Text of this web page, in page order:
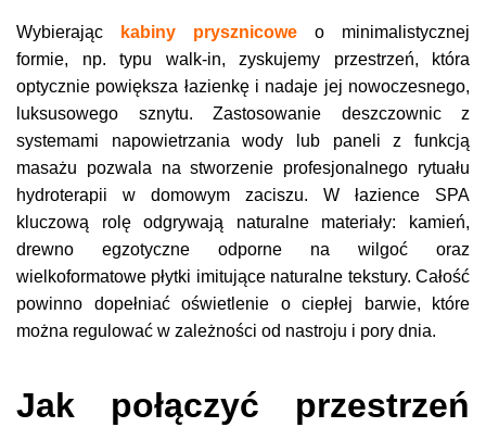
Wybierając kabiny prysznicowe o minimalistycznej
formie, np. typu walk-in, zyskujemy przestrzeń, która
optycznie powiększa łazienkę i nadaje jej nowoczesnego,
luksusowego sznytu. Zastosowanie deszczownic z
systemami napowietrzania wody lub paneli z funkcją
masażu pozwala na stworzenie profesjonalnego rytuału
hydroterapii w domowym zaciszu. W łazience SPA
kluczową rolę odgrywają naturalne materiały: kamień,
drewno egzotyczne odporne na wilgoć oraz
wielkoformatowe płytki imitujące naturalne tekstury. Całość
powinno dopełniać oświetlenie o ciepłej barwie, które
można regulować w zależności od nastroju i pory dnia.
Jak połączyć przestrzeń